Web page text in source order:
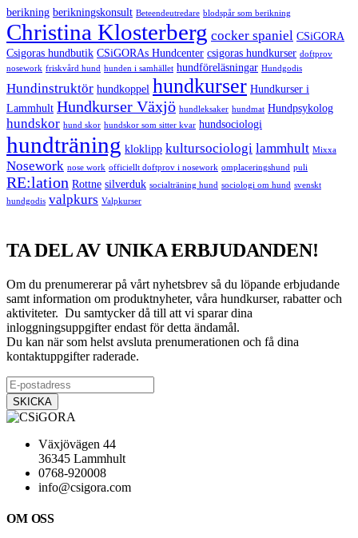
berikning berikningskonsult Beteendeutredare blodspår som berikning
Christina Klosterberg cocker spaniel CSiGORA
Csigoras hundbutik CSiGORAs Hundcenter csigoras hundkurser doftprov
nosework friskvård hund hunden i samhället hundföreläsningar Hundgodis
Hundinstruktör hundkoppel hundkurser Hundkurser i
Lammhult Hundkurser Växjö hundleksaker hundmat Hundpsykolog
hundskor hund skor hundskor som sitter kvar hundsociologi
hundträning kloklipp kultursociologi lammhult Mixxa
Nosework nose work officiellt doftprov i nosework omplaceringshund puli
RE:lation Rottne silverduk socialträning hund sociologi om hund svenskt
hundgodis valpkurs Valpkurser
TA DEL AV UNIKA ERBJUDANDEN!
Om du prenumererar på vårt nyhetsbrev så du löpande erbjudande
samt information om produktnyheter, våra hundkurser, rabatter och
aktiviteter. Du samtycker då till att vi sparar dina
inloggningsuppgifter endast för detta ändamål.
Du kan när som helst avsluta prenumerationen och få dina
kontaktuppgifter raderade.
Växjövägen 44
36345 Lammhult
0768-920008
info@csigora.com
OM OSS